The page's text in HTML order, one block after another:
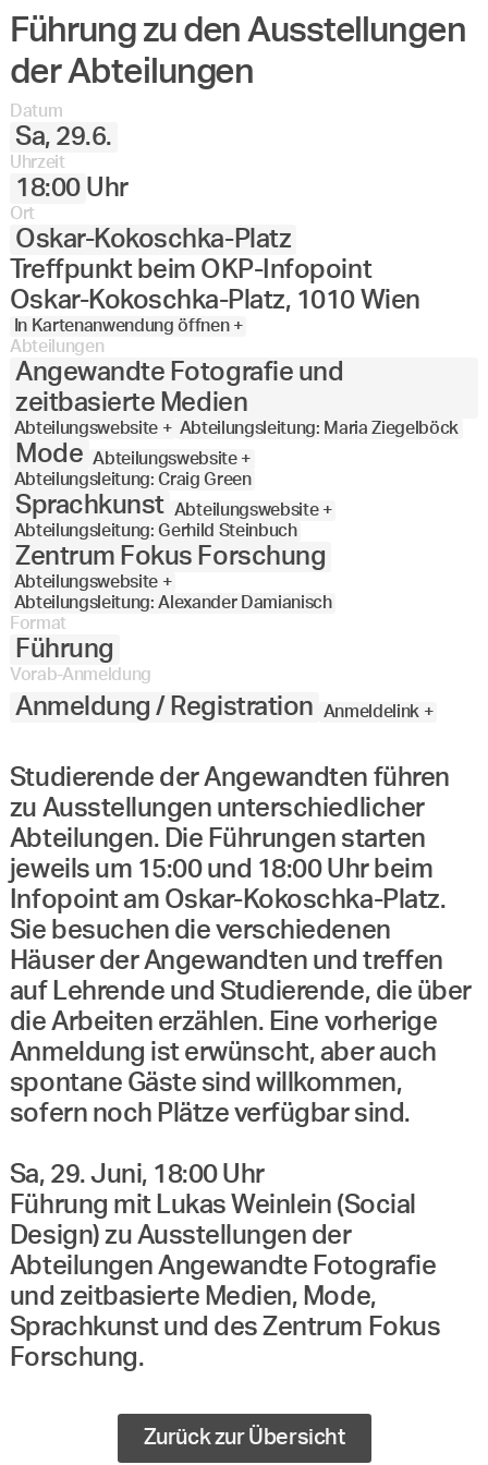
Führung zu den Ausstellungen
der Abteilungen
Datum
Sa, 29.6.
Uhrzeit
18:00 Uhr
Ort
Oskar-Kokoschka-Platz
Treffpunkt beim OKP-Infopoint
Oskar-Kokoschka-Platz, 1010 Wien
In Kartenanwendung öffnen +
Abteilungen
Angewandte Fotografie und
zeitbasierte Medien
Abteilungswebsite + Abteilungsleitung: Maria Ziegelböck
Mode Abteilungswebsite +
Abteilungsleitung: Craig Green
Sprachkunst Abteilungswebsite +
Abteilungsleitung: Gerhild Steinbuch
Zentrum Fokus Forschung
Abteilungswebsite +
Abteilungsleitung: Alexander Damianisch
Format
Führung
Vorab-Anmeldung
Anmeldung / Registration Anmeldelink +
Studierende der Angewandten führen
zu Ausstellungen unterschiedlicher
Abteilungen. Die Führungen starten
jeweils um 15:00 und 18:00 Uhr beim
Infopoint am Oskar-Kokoschka-Platz.
Sie besuchen die verschiedenen
Häuser der Angewandten und treffen
auf Lehrende und Studierende, die über
die Arbeiten erzählen. Eine vorherige
Anmeldung ist erwünscht, aber auch
spontane Gäste sind willkommen,
sofern noch Plätze verfügbar sind.
Sa, 29. Juni, 18:00 Uhr
Führung mit Lukas Weinlein (Social
Design) zu Ausstellungen der
Abteilungen Angewandte Fotografie
und zeitbasierte Medien, Mode,
Sprachkunst und des Zentrum Fokus
Forschung.
Zurück zur Übersicht